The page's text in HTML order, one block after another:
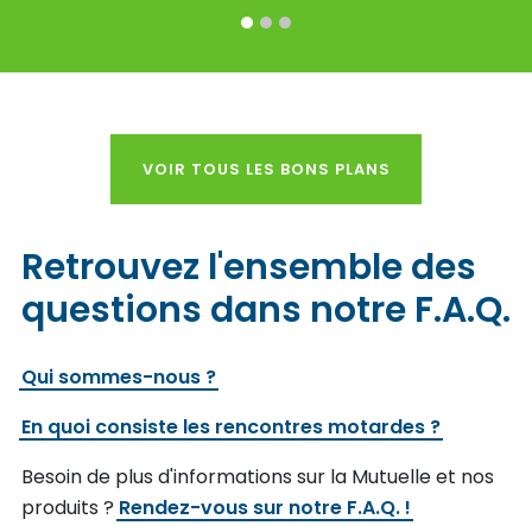
1 2 3
VOIR TOUS LES BONS PLANS
Retrouvez l'ensemble des
questions dans notre F.A.Q.
Qui sommes-nous ?
En quoi consiste les rencontres motardes ?
Besoin de plus d'informations sur la Mutuelle et nos
produits ? Rendez-vous sur notre F.A.Q. !